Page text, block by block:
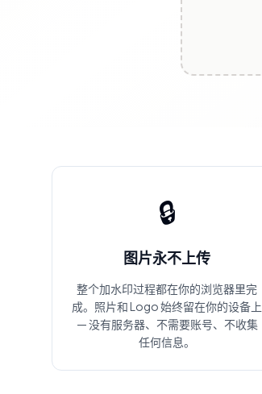
🔒
图片永不上传
整个加水印过程都在你的浏览器里完
成。照片和 Logo 始终留在你的设备上
— 没有服务器、不需要账号、不收集
任何信息。